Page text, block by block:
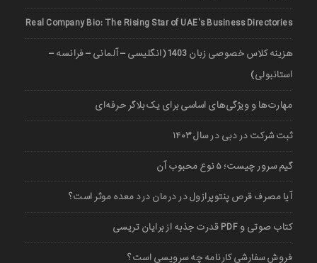
Real Company Bio: The Rising Star of UAE’s Business Directories
هزینه کلاس خصوصی زبان 1403 (انگلیسی – آلمانی – فرانسه –
استانبولی)
مهارت‌ها و ویژگی‌های اساسی برای یک بلاگر حرفه‌ای
ثبت شرکت در دبی در سال ۱۴۰۳
گیم سرور چیست؛ ۵ نوع محبوب آن
آیا مصرف قرص پنتوپرازول در درمان درد معده موثر است؟
کتاب صوتی و PDF قدرت جذبه از برایان تریسی
فروش سفارشی کارنامه چه سرویسی است؟